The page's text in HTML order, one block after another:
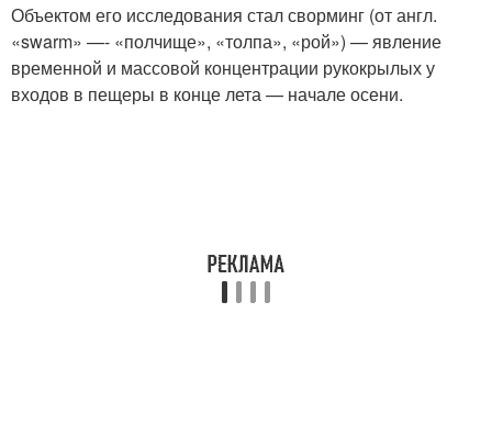
Объектом его исследования стал сворминг (от англ.
«swarm» —- «полчище», «толпа», «рой») — явление
временной и массовой концентрации рукокрылых у
входов в пещеры в конце лета — начале осени.